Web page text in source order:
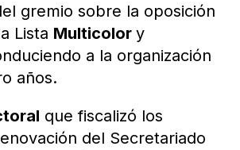
gremio sobre la oposición
Lista Multicolor y
a la organización
años.
que fiscalizó los
del Secretariado